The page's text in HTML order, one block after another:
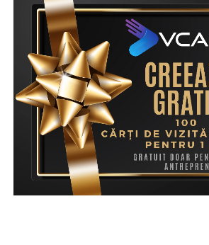
Senzația mea de la finalul întâlnirii a
șansă să redevenim ceea ce am fost
decât atât. De luat aminte, și pentru
pentru Casa Regală!”– Adrian Cherhaț